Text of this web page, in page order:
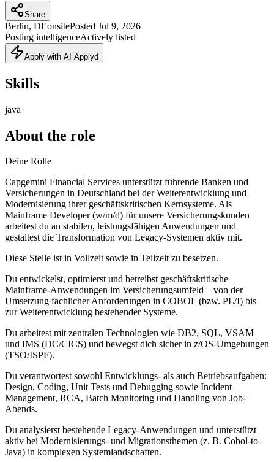
Share
Berlin, DEonsitePosted Jul 9, 2026
Posting intelligenceActively listed
Apply with AI Applyd
Skills
java
About the role
Deine Rolle
Capgemini Financial Services unterstützt führende Banken und
Versicherungen in Deutschland bei der Weiterentwicklung und
Modernisierung ihrer geschäftskritischen Kernsysteme. Als
Mainframe Developer (w/m/d) für unsere Versicherungskunden
arbeitest du an stabilen, leistungsfähigen Anwendungen und
gestaltest die Transformation von Legacy-Systemen aktiv mit.
Diese Stelle ist in Vollzeit sowie in Teilzeit zu besetzen.
Du entwickelst, optimierst und betreibst geschäftskritische
Mainframe-Anwendungen im Versicherungsumfeld – von der
Umsetzung fachlicher Anforderungen in COBOL (bzw. PL/I) bis
zur Weiterentwicklung bestehender Systeme.
Du arbeitest mit zentralen Technologien wie DB2, SQL, VSAM
und IMS (DC/CICS) und bewegst dich sicher in z/OS-Umgebungen
(TSO/ISPF).
Du verantwortest sowohl Entwicklungs- als auch Betriebsaufgaben:
Design, Coding, Unit Tests und Debugging sowie Incident
Management, RCA, Batch Monitoring und Handling von Job-
Abends.
Du analysierst bestehende Legacy-Anwendungen und unterstützt
aktiv bei Modernisierungs- und Migrationsthemen (z. B. Cobol-to-
Java) in komplexen Systemlandschaften.